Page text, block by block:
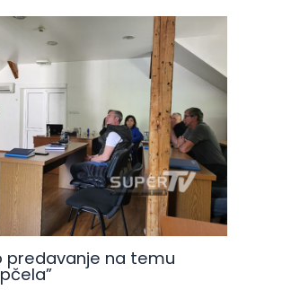
predavanje na temu